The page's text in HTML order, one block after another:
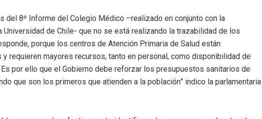
del 8º Informe del Colegio Médico –realizado en conjunto con la
Universidad de Chile- que no se está realizando la trazabilidad de los
porque los centros de Atención Primaria de Salud están
requieren mayores recursos, tanto en personal, como disponibilidad de
por ello que el Gobierno debe reforzar los presupuestos sanitarios de
que son los primeros que atienden a la población” indico la parlamentaria